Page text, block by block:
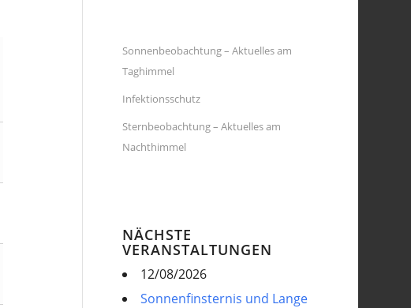
Sonnenbeobachtung – Aktuelles am
Taghimmel
Infektionsschutz
Sternbeobachtung – Aktuelles am
Nachthimmel
NÄCHSTE
VERANSTALTUNGEN
12/08/2026
Sonnenfinsternis und Lange